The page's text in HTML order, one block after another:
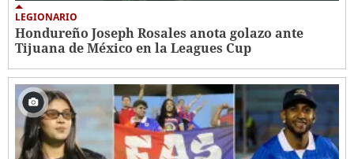
LEGIONARIO
Hondureño Joseph Rosales anota golazo ante
Tijuana de México en la Leagues Cup